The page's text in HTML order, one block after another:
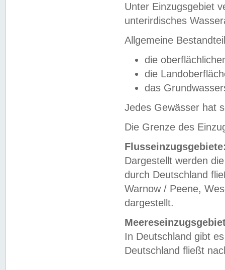
Unter Einzugsgebiet
unterirdisches
Allgemeine
die
die
das
Jedes Gewässer hat
Die Grenze des
Dargestellt werden
durch Deutschland
Warnow / Peene,
dargestellt.
In Deutschland gibt
Deutschland fließt